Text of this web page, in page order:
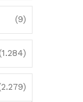
(9)
(1.284)
(2.279)